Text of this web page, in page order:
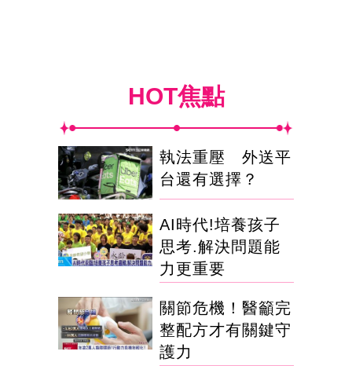
HOT焦點
執法重壓 外送平
台還有選擇？
AI時代!培養孩子
思考.解決問題能
力更重要
關節危機！醫籲完
整配方才有關鍵守
護力